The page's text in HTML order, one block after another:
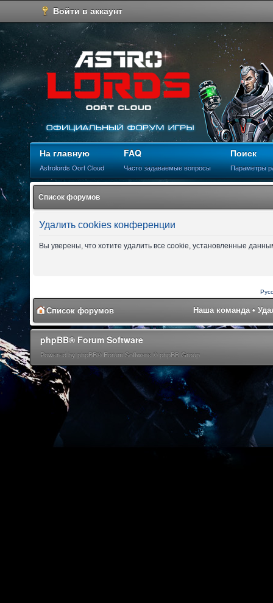
Войти в аккаунт
На главную
Astrolords Oort Cloud
FAQ
Часто задаваемые вопросы
Поиск
Параметры
Список форумов
Удалить cookies конференции
Вы уверены, что хотите удалить все cookie, установленные
Список форумов Наша команда•
phpBB® Forum Software
Powered by phpBB® Forum Software © phpBB Group